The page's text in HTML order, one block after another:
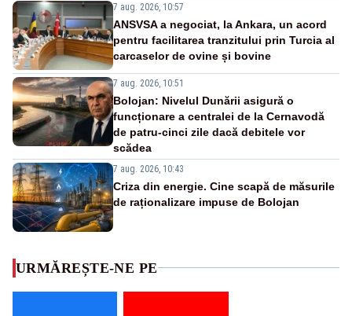
7 aug. 2026, 10:57
ANSVSA a negociat, la Ankara, un acord
pentru facilitarea tranzitului prin Turcia al
carcaselor de ovine și bovine
7 aug. 2026, 10:51
Bolojan: Nivelul Dunării asigură o
funcționare a centralei de la Cernavodă
de patru-cinci zile dacă debitele vor
scădea
7 aug. 2026, 10:43
Criza din energie. Cine scapă de măsurile
de raționalizare impuse de Bolojan
URMĂREȘTE-NE PE